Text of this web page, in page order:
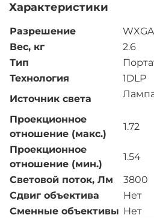
Характеристики
Разрешение
Вес, кг
2.6
Тип
Технология
1DLP
Источник света
Проекционное
отношение (макс.)
1.72
Проекционное
отношение (мин.)
1.54
Световой поток, Лм
3800
Сдвиг объектива
Нет
Сменные объективы Нет